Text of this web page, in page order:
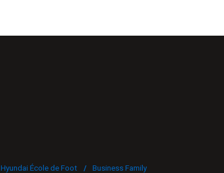
Hyundai École de Foot / Business Family